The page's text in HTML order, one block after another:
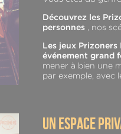
Découvrez les
personnes , nos
Les jeux
événement grand
mener à bien une
par exemple, avec
un espace